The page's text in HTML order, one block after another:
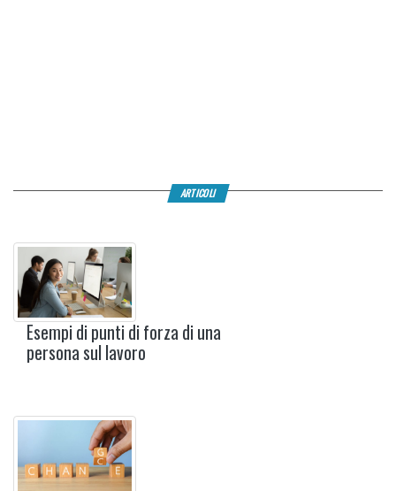
ARTICOLI
Esempi di punti di forza di una
persona sul lavoro